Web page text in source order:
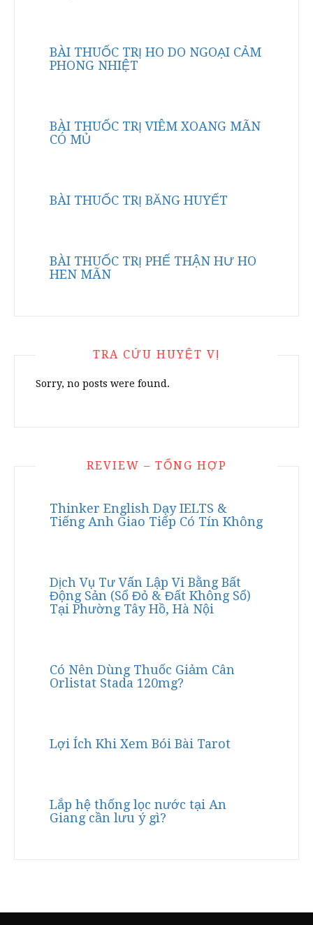
BÀI THUỐC TRỊ HO DO NGOẠI CẢM
PHONG NHIỆT
BÀI THUỐC TRỊ VIÊM XOANG MÃN
CÓ MỦ
BÀI THUỐC TRỊ BĂNG HUYẾT
BÀI THUỐC TRỊ PHẾ THẬN HƯ HO
HEN MÃN
TRA CỨU HUYỆT VỊ
Sorry, no posts were found.
REVIEW – TỔNG HỢP
Thinker English Dạy IELTS &
Tiếng Anh Giao Tiếp Có Tín Không
Dịch Vụ Tư Vấn Lập Vi Bằng Bất
Động Sản (Sổ Đỏ & Đất Không Sổ)
Tại Phường Tây Hồ, Hà Nội
Có Nên Dùng Thuốc Giảm Cân
Orlistat Stada 120mg?
Lợi Ích Khi Xem Bói Bài Tarot
Lắp hệ thống lọc nước tại An
Giang cần lưu ý gì?